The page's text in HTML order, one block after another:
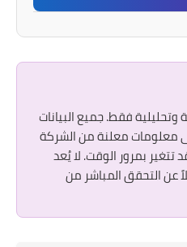
فقط. جميع البيانات
معلومات معلنة من الشركة
تتغير بمرور الوقت. لا يُعد
عن التحقق المباشر من